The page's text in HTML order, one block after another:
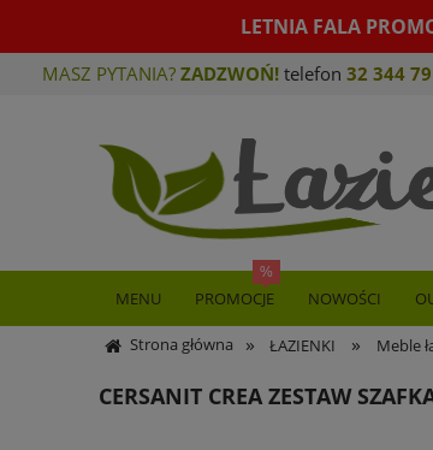
LETNIA FALA
MASZ PYTANIA? ZADZWOŃ! telefon 32 344
MENU PROMOCJE NOWOŚCI
Strona główna » ŁAZIENKI » Meble
CERSANIT CREA ZESTAW